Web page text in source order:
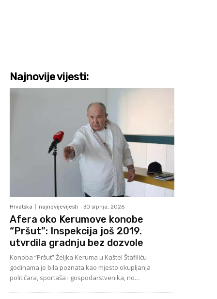
Najnovije vijesti:
Hrvatska najnovijevijesti - 30 srpnja, 2026
Afera oko Kerumove konobe
“Pršut”: Inspekcija još 2019.
utvrdila gradnju bez dozvole
Konoba “Pršut” Željka Keruma u Kaštel Štafiliću
godinama je bila poznata kao mjesto okupljanja
političara, sportaša i gospodarstvenika, no...